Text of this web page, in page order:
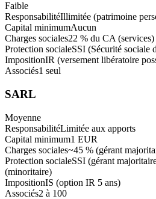
Faible
ResponsabilitéIllimitée (patrimoine
Capital minimumAucun
Charges sociales22 % du CA
Protection socialeSSI (Sécurité sociale
ImpositionIR (versement libératoire
Associés1 seul
SARL
Moyenne
ResponsabilitéLimitée aux apports
Capital minimum1 EUR
Charges sociales~45 % (gérant
Protection socialeSSI (gérant
(minoritaire)
ImpositionIS (option IR 5 ans)
Associés2 à 100